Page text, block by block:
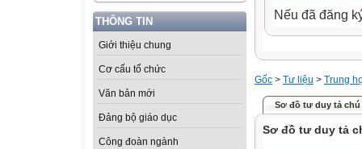
THÔNG TIN
Giới thiệu chung
Cơ cấu tổ chức
Văn bản mới
Đảng bộ giáo dục
Công đoàn ngành
Nếu đã đăng
Gốc > Tư liệu > Trung
Sơ đồ tư duy tả chú
Sơ đồ tư duy tả